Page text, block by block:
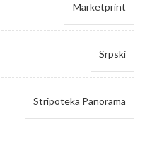
Marketprint
Srpski
Stripoteka Panorama